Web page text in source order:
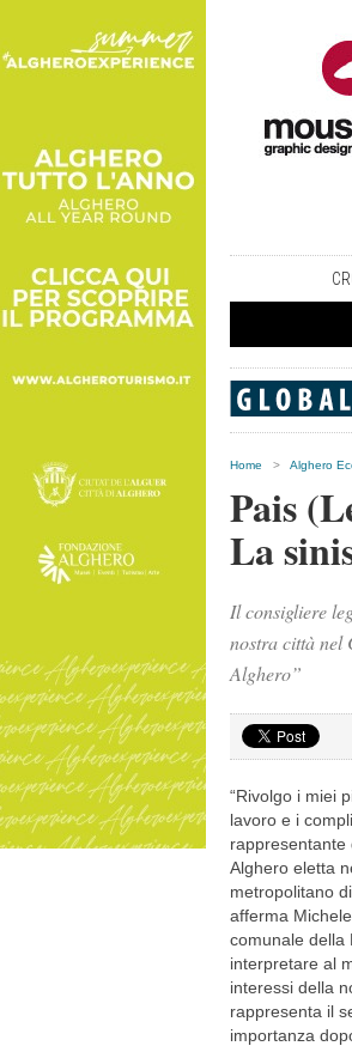
Home > Alghero
Pais
La
Il consigliere
nostra città nel
Alghero”
“Rivolgo i miei
lavoro e i
rappresentante
Alghero eletta
metropolitano
afferma
comunale della
interpretare al
interessi della
rappresenta il
importanza